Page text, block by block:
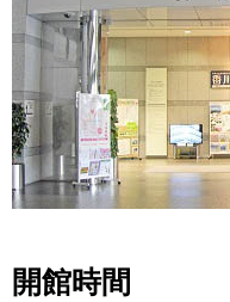
開館時間